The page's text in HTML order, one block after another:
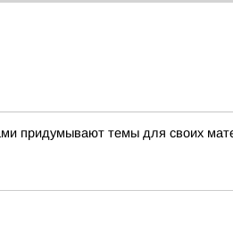
придумывают темы для своих